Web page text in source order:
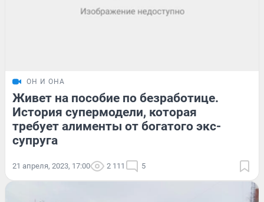
ОН И ОНА
Живет на пособие по безработице.
История супермодели, которая
требует алименты от богатого экс-
супруга
21 апреля, 2023, 17:00 2 111 5